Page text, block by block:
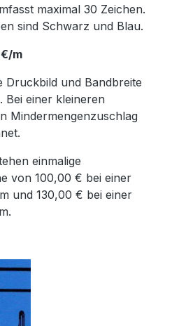
maximal 30 Zeichen.
sind Schwarz und Blau.
m
Druckbild und Bandbreite
Bei einer kleineren
Mindermengenzuschlag
einmalige
von 100,00 € bei einer
und 130,00 € bei einer